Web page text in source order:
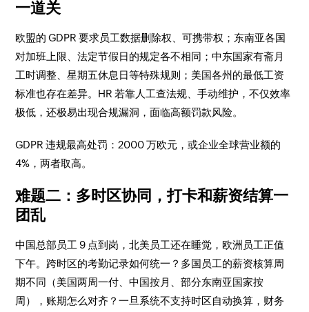
一道关
欧盟的 GDPR 要求员工数据删除权、可携带权；东南亚各国
对加班上限、法定节假日的规定各不相同；中东国家有斋月
工时调整、星期五休息日等特殊规则；美国各州的最低工资
标准也存在差异。HR 若靠人工查法规、手动维护，不仅效率
极低，还极易出现合规漏洞，面临高额罚款风险。
GDPR 违规最高处罚：2000 万欧元，或企业全球营业额的
4%，两者取高。
难题二：多时区协同，打卡和薪资结算一
团乱
中国总部员工 9 点到岗，北美员工还在睡觉，欧洲员工正值
下午。跨时区的考勤记录如何统一？多国员工的薪资核算周
期不同（美国两周一付、中国按月、部分东南亚国家按
周），账期怎么对齐？一旦系统不支持时区自动换算，财务